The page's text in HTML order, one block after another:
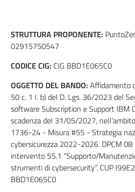
STRUTTURA PROPONENTE:
02915750547
CODICE CIG: CIG BBD1E065C0
OGGETTO DEL BANDO: Affidamento
50 c. 1 l. b) del D. Lgs. 36/2023 del
software Subscription e Support IBM
scadenza del 31/05/2027,
1736-24 - Misura #55 - Strategia
cybersicurezza 2022-2026. DPCM
intervento 55.1 “Supporto/
strumenti di cybersecurity”. CUP
BBD1E065C0